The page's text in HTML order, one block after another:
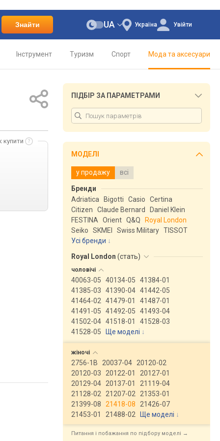
Знайти Україна
UA Увійти
Інструмент Туризм Спорт Мода та аксесуари
купити
ПІДБІР ЗА ПАРАМЕТРАМИ
МОДЕЛІ
у продажу всі
Бренди
Adriatica
Bigotti Casio
Certina
Citizen
Claude Bernard
Daniel Klein
FESTINA
Orient Q&Q
Royal London
Seiko
SKMEI Swiss Military TISSOT
Усі бренди
Royal London (стать)
чоловічі
40063-05 40134-05
41384-01
41385-03
41390-04 41442-05
41464-02
41479-01
41487-01
41491-05
41492-05
41493-04
41502-04 41518-01
41528-03
41528-05
Ще моделі ↓
жіночі
2756-1B 20037-04
20120-02
20120-03
20122-01
20127-01
20129-04
20137-01
21119-04
21128-02
21207-02
21353-01
21399-08
21418-08
21426-07
21453-01
21488-02 Ще моделі ↓
Питання і побажання по підбору моделі →